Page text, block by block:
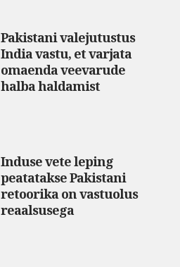
Pakistani valejutustus
India vastu, et varjata
omaenda veevarude
halba haldamist
Induse vete leping
peatatakse Pakistani
retoorika on vastuolus
reaalsusega